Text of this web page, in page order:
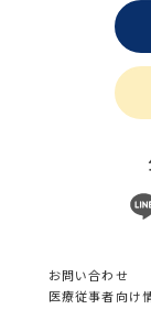
お問い合わせ
医療従事者向け